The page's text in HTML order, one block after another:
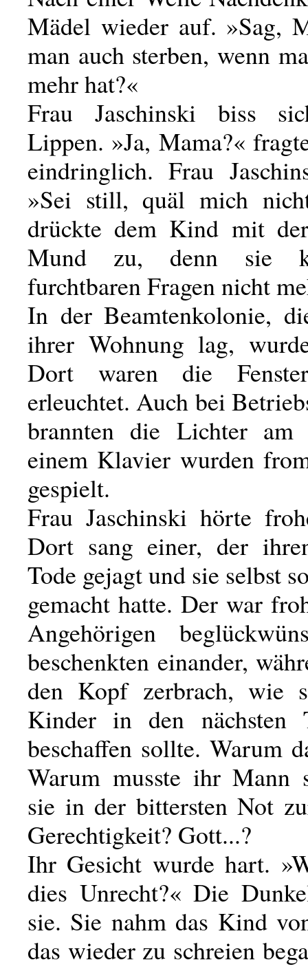
Mädel wieder auf. »Sag,
man auch sterben, wenn
mehr hat?«
Frau Jaschinski biss
Lippen. »Ja, Mama?«
eindringlich. Frau
»Sei still, quäl mich
drückte dem Kind mit
Mund zu, denn sie
furchtbaren Fragen nicht
In der Beamtenkolonie,
ihrer Wohnung lag,
Dort waren die
erleuchtet. Auch bei
brannten die Lichter am
einem Klavier wurden
gespielt.
Frau Jaschinski hörte
Dort sang einer, der
Tode gejagt und sie selbst
gemacht hatte. Der war
Angehörigen
beschenkten einander,
den Kopf zerbrach, wie
Kinder in den nächsten
beschaffen sollte. Warum
Warum musste ihr Mann
sie in der bittersten Not
Gerechtigkeit? Gott...?
Ihr Gesicht wurde hart.
dies Unrecht?« Die
sie. Sie nahm das Kind
das wieder zu schreien